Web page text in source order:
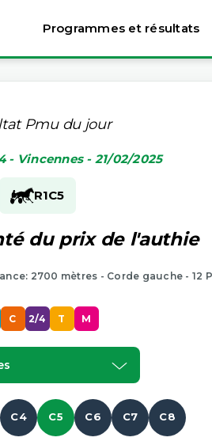
Programmes et résultats
Pmu du jour
- Vincennes - 21/02/2025
R1C5
du prix de l'authie
2700 mètres - Corde gauche - 12
C 2/4 T M
C4 C5 C6 C7 C8